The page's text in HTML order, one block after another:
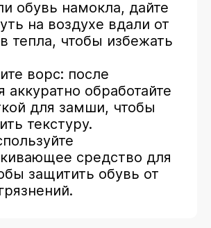
обувь намокла, дайте
на воздухе вдали от
тепла, чтобы избежать
ворс: после
аккуратно обработайте
для замши, чтобы
текстуру.
средство для
защитить обувь от